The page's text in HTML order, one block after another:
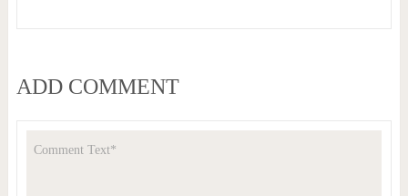
ADD COMMENT